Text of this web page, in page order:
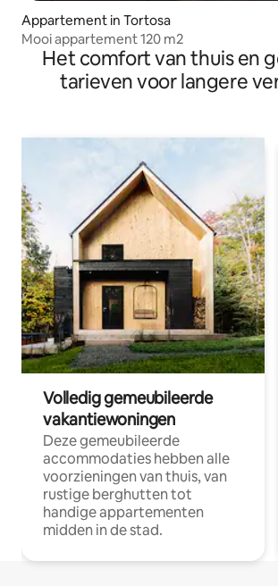
Appartement in Tortosa
Mooi appartement 120 m2
Het comfort van thuis en
tarieven voor langere
Volledig gemeubileerde
vakantiewoningen
Deze gemeubileerde
accommodaties hebben alle
voorzieningen van thuis, van
rustige berghutten tot
handige appartementen
midden in de stad.